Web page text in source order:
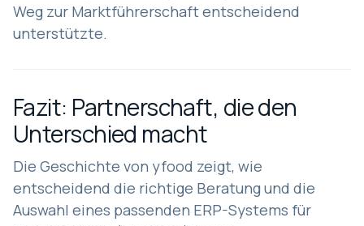
Weg zur Marktführerschaft entscheidend
unterstützte.
Fazit: Partnerschaft, die den
Unterschied macht
Die Geschichte von yfood zeigt, wie
entscheidend die richtige Beratung und die
Auswahl eines passenden ERP-Systems für